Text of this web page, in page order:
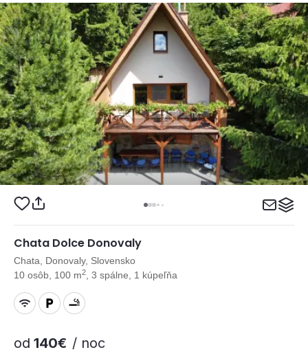
Chata Dolce Donovaly
Chata, Donovaly, Slovensko
10 osôb, 100 m2 , 3 spálne, 1 kúpeľňa
od 140€ / noc